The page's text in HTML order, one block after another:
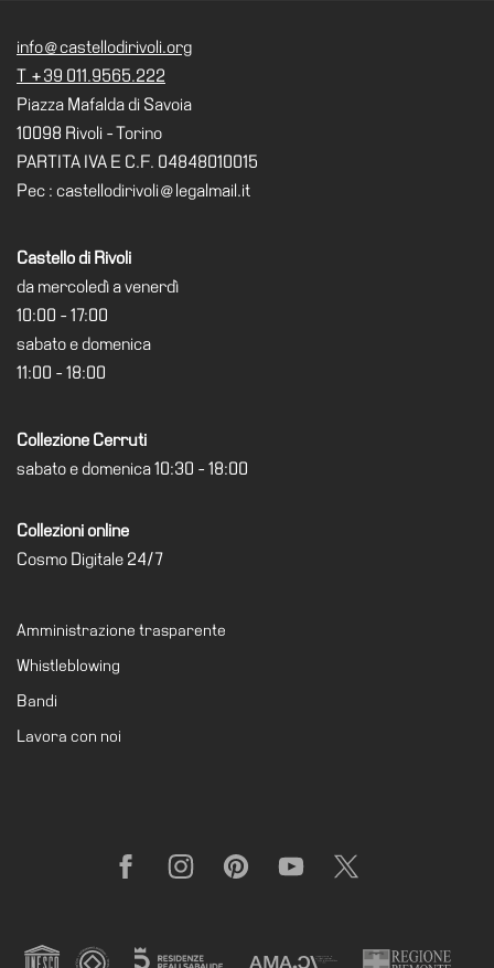
Biglietti
Shop
Area
Organizza
evento
Amministrazione
Whistleblowing
Sostieni
museo
info@castellodirivoli.org
T +39 011.9565.222
Piazza Mafalda di Savoia
10098 Rivoli - Torino
PARTITA IVA E C.F. 04848010015
Pec : castellodirivoli@legalmail.it
Castello di Rivoli
da mercoledì a venerdì
10:00 - 17:00
sabato e domenica
11:00 - 18:00
Collezione Cerruti
sabato e domenica 10:30 - 18:00
Collezioni online
Cosmo Digitale 24/7
Amministrazione trasparente
Whistleblowing
Bandi
Lavora con noi
FacebookInstagramPinterestYouTube X